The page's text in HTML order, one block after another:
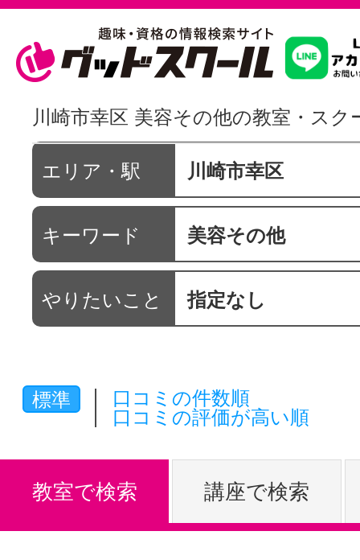
習いたいこ
スクールを
駅・路線か
通信講座を
体験レッス
やりたいこ
特集をみる
川崎市幸区 美容その他の教室・スク
エリア・駅 川崎市幸区
キーワード 美容その他
やりたいこと 指定なし
標準
口コミの件数順
口コミの評価が高い順
教室で検索 講座で検索